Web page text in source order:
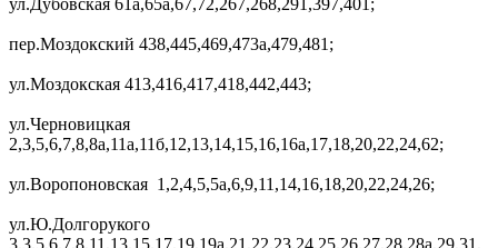
ул.Дубовская 61а,65а,67,72,267,268,291,397,401;
пер.Моздокский 438,445,469,473а,479,481;
ул.Моздокская 413,416,417,418,442,443;
ул.Черновицкая
2,3,5,6,7,8,8а,11а,11б,12,13,14,15,16,16а,17,18,20,22,24,62;
ул.Воропоновская 1,2,4,5,5а,6,9,11,14,16,18,20,22,24,26;
ул.Ю.Долгорукого
3,3,5,6,7,8,11,13,15,17,19,19а,21,22,23,24,25,26,27,28,28а,29,31,